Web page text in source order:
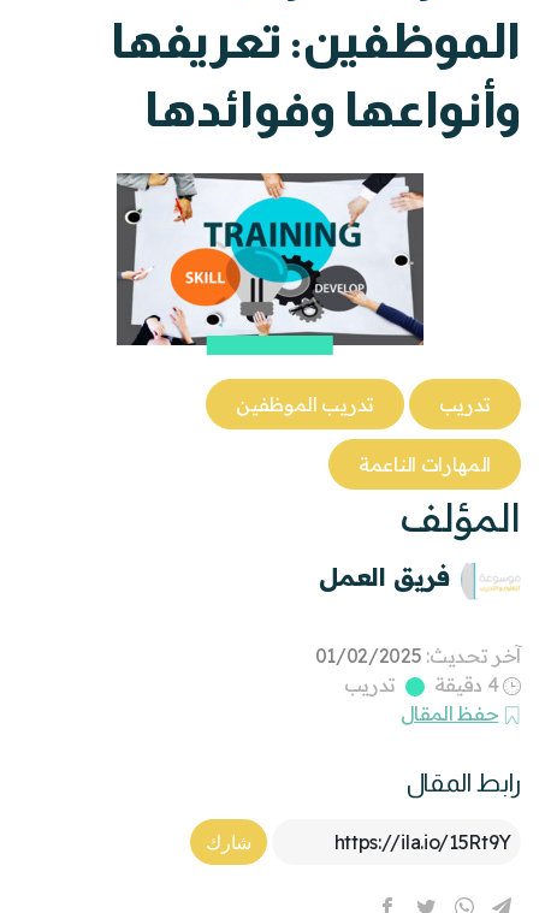
الموظفين: تعريفها
وأنواعها وفوائدها
تدريب تدريب الموظفين
المهارات الناعمة
المؤلف
فريق العمل
آخر تحديث: 01/02/2025
4 دقيقة
تدريب
حفظ المقال
رابط المقال
Article Link
شارك